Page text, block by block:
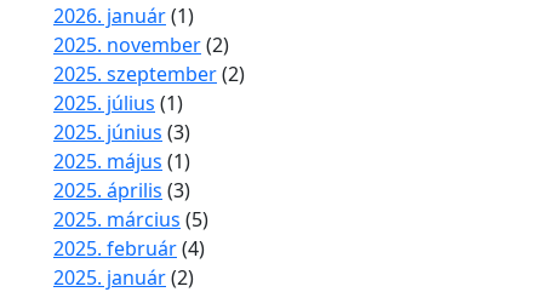
2026. január(1)
2025. november(2)
2025. szeptember(2)
2025. július (1)
2025. június (3)
2025. május (1)
2025. április (3)
2025. március (5)
2025. február(4)
2025. január(2)